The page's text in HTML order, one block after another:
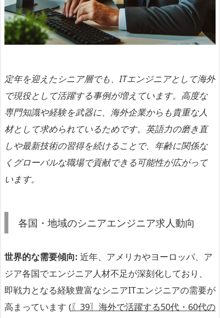
定年を迎えたシニア層でも、ITエンジニアとして海外
で現役として活躍する事例が増えています。高度な
専門知識や経験を武器に、海外企業からも貴重な人
材として求められているためです。英語力の磨き直
しや最新技術の習得を続けることで、年齢に関係な
くグローバルな職場で貢献できる可能性が広がって
います。
各国・地域のシニアエンジニア求人動向
世界的な需要傾向: 近年、アメリカやヨーロッパ、ア
ジア各国でエンジニア人材不足が深刻化しており、
即戦力となる経験豊富なシニアITエンジニアの需要が
高まっています (〖39〗海外で活躍する50代・60代の